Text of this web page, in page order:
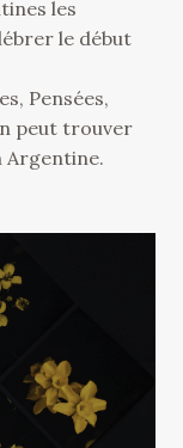
les
le début
Pensées,
peut trouver
Argentine.